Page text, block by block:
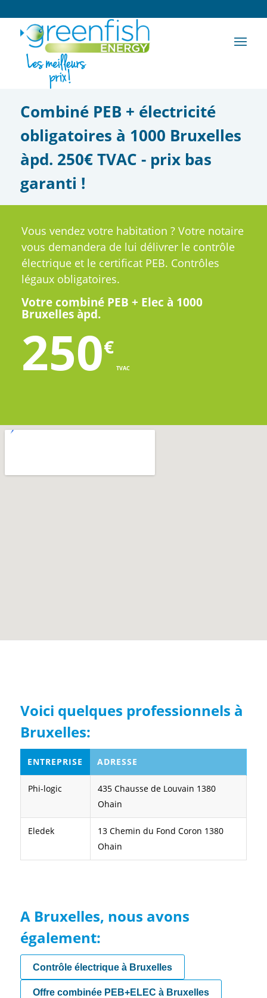
Combiné PEB + électricité
obligatoires à 1000 Bruxelles
àpd. 250€ TVAC - prix bas
garanti !
Vous vendez votre habitation ? Votre notaire
vous demandera de lui délivrer le contrôle
électrique et le certificat PEB. Contrôles
légaux obligatoires.
Votre combiné PEB + Elec à 1000
Bruxelles àpd.
250€
TVAC
Voici quelques professionnels à
Bruxelles:
ENTREPRISE ADRESSE
Phi-logic
435 Chausse de Louvain 1380
Ohain
Eledek
13 Chemin du Fond Coron 1380
Ohain
A Bruxelles, nous avons
également:
Contrôle électrique à Bruxelles
Offre combinée PEB+ELEC à Bruxelles